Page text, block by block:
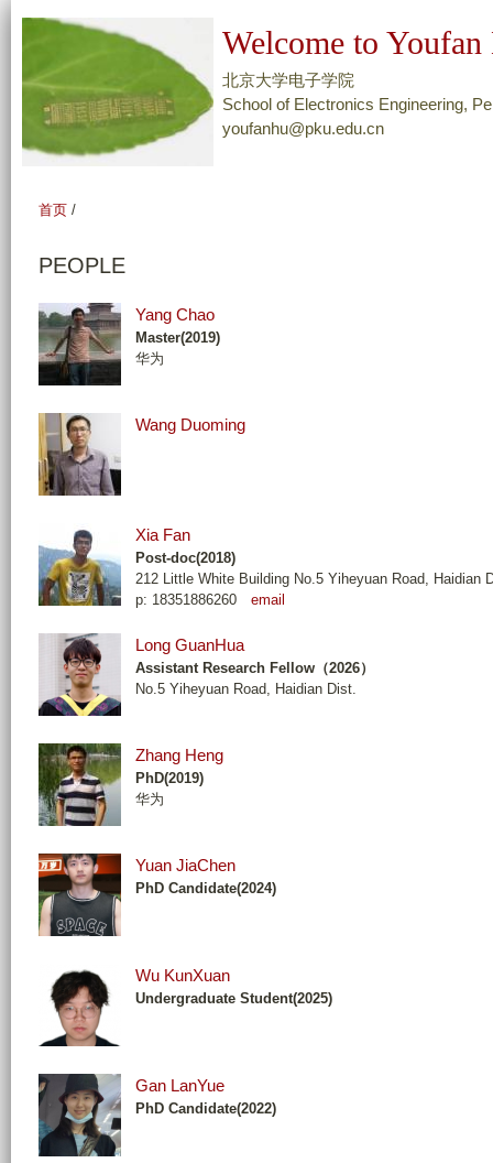
转
页
Welcome to
北京大学电子学院
School of Electronics Engineering,
youfanhu@pku.edu.cn
首页 /
PEOPLE
Yang Chao
Master(2019)
华为
Wang Duoming
Xia Fan
Post-doc(2018)
212 Little White Building No.5 Yiheyuan Road, Haidian
p: 18351886260
email
Long GuanHua
Assistant Research Fellow（2026）
No.5 Yiheyuan Road, Haidian Dist.
Zhang Heng
PhD(2019)
华为
Yuan JiaChen
PhD Candidate(2024)
Wu KunXuan
Undergraduate Student(2025)
Gan LanYue
PhD Candidate(2022)